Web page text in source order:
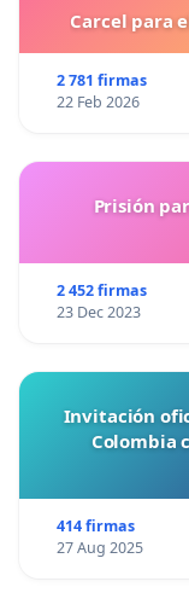
Carcel para
2 781 firmas
22 Feb 2026
Prisión
2 452 firmas
23 Dec 2023
Invitación
Colombia
414 firmas
27 Aug 2025